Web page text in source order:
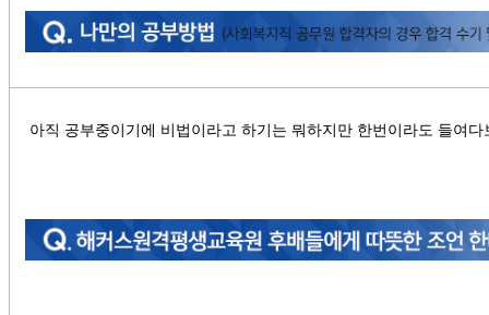
아직 공부중이기에 비법이라고 하기는 뭐하지만 한번이라도 들여